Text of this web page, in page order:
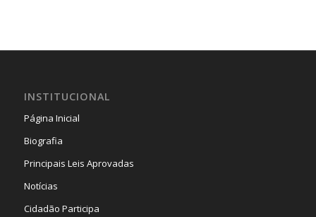
INSTITUCIONAL
Página Inicial
Biografia
Principais Leis Aprovadas
Notícias
Cidadão Participa